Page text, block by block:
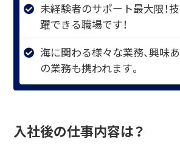
未経験者のサポート最大限！
躍できる職場です！
海に関わる様々な業務、興味
の業務も携われます。
入社後の仕事内容は？